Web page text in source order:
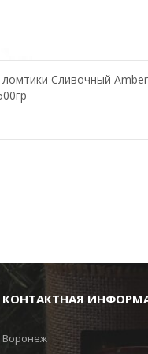
Сливочный
КОНТАКТНАЯ
Воронеж